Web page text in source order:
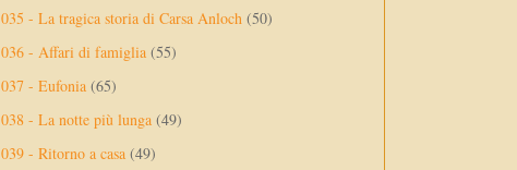
035 - La tragica storia di Carsa Anloch (50)
036 - Affari di famiglia (55)
037 - Eufonia (65)
038 - La notte più lunga (49)
039 - Ritorno a casa (49)